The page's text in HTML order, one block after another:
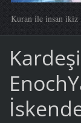
Kuran ile insan ikiz